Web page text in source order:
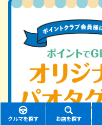
クルマを探す お店を探す